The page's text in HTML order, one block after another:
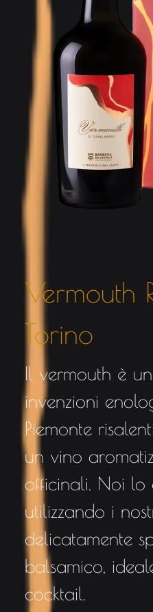
Vermouth
Torino
Il vermouth è
invenzioni
Piemonte
un vino
officinali. Noi lo
utilizzando i
delicatamente
balsamico,
cocktail.